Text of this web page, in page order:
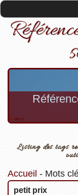
Listing des tags
Accueil - Mots
petit prix